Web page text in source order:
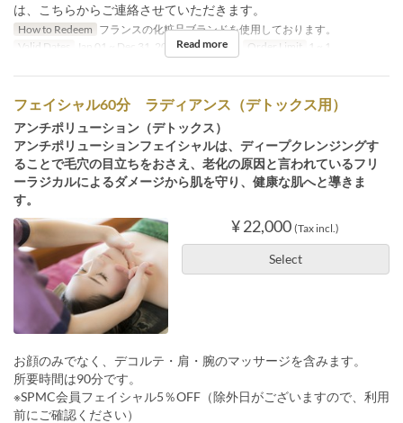
は、こちらからご連絡させていただきます。
How to Redeem フランスの化粧品ブランドを使用しております。
Valid Dates
Jan 01 ~ Dec 31, 2029 Meals Tea Order Limit 1 ~ 1
Read more
フェイシャル60分 ラディアンス（デトックス用）
アンチポリューション（デトックス）
アンチポリューションフェイシャルは、ディープクレンジングす
ることで毛穴の目立ちをおさえ、老化の原因と言われているフリ
ーラジカルによるダメージから肌を守り、健康な肌へと導きま
す。
¥ 22,000 (Tax incl.)
Select
お顔のみでなく、デコルテ・肩・腕のマッサージを含みます。
所要時間は90分です。
※SPMC会員フェイシャル5％OFF（除外日がございますので、利用
前にご確認ください）